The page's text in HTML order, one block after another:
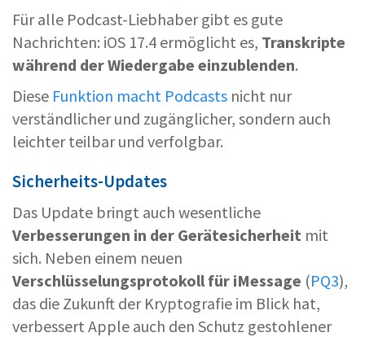
Für alle Podcast-Liebhaber gibt es gute
Nachrichten: iOS 17.4 ermöglicht es, Transkripte
während der Wiedergabe einzublenden.
Diese Funktion macht Podcasts nicht nur
verständlicher und zugänglicher, sondern auch
leichter teilbar und verfolgbar.
Sicherheits-Updates
Das Update bringt auch wesentliche
Verbesserungen in der Gerätesicherheit mit
sich. Neben einem neuen
Verschlüsselungsprotokoll für iMessage (PQ3),
das die Zukunft der Kryptografie im Blick hat,
verbessert Apple auch den Schutz gestohlener